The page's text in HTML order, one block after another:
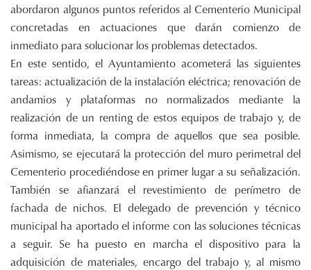
abordaron algunos puntos referidos al Cementerio Municipal
concretadas en actuaciones que darán comienzo de
inmediato para solucionar los problemas detectados.
En este sentido, el Ayuntamiento acometerá las siguientes
tareas: actualización de la instalación eléctrica; renovación de
andamios y plataformas no normalizados mediante la
realización de un renting de estos equipos de trabajo y, de
forma inmediata, la compra de aquellos que sea posible.
Asimismo, se ejecutará la protección del muro perimetral del
Cementerio procediéndose en primer lugar a su señalización.
También se afianzará el revestimiento de perímetro de
fachada de nichos. El delegado de prevención y técnico
municipal ha aportado el informe con las soluciones técnicas
a seguir. Se ha puesto en marcha el dispositivo para la
adquisición de materiales, encargo del trabajo y, al mismo